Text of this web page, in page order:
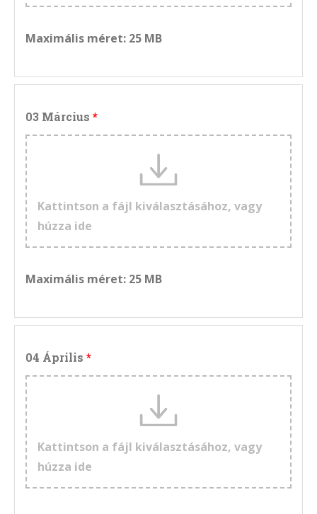
Maximális méret: 25 MB
03 Március
Kattintson a fájl kiválasztásához, vagy
húzza ide
Maximális méret: 25 MB
04 Április
Kattintson a fájl kiválasztásához, vagy
húzza ide